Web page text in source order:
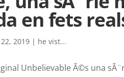
en fets
2019 | he vist...
Unbelievable Ã©s una